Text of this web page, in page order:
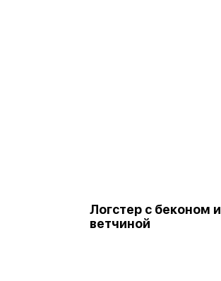
Логстер с беконом и
ветчиной